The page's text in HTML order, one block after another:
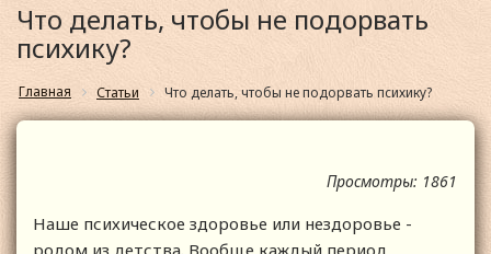
Что делать, чтобы не подорвать
психику?
Главная Статьи Что делать, чтобы не подорвать психику?
Просмотры: 1861
Наше психическое здоровье или нездоровье -